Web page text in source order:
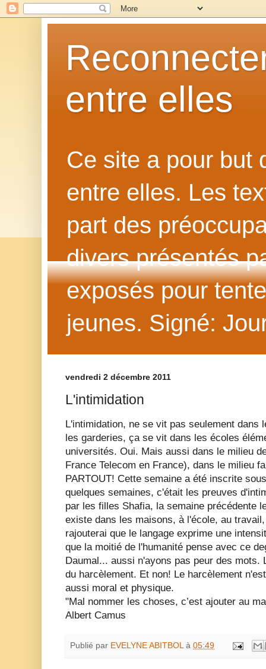
entre elles
Ce site a pour but
entre elles. Les
part des
divers présentés
exposés pour
jeunes. Signé:
vendredi 2 décembre 2011
L'intimidation
L'intimidation, ne se vit pas seulement dans
les garderies, ça se vit dans les écoles
universités. Oui. Mais aussi dans le milieu
France Telecom en France), dans le milieu
PARTOUT! Cette semaine a été inscrite
quelques semaines, c'était les preuves
par les filles Shafia, la semaine précédente
existe dans les maisons, à l'école, au
rajouterai que le langage exprime une
que la moitié de l'humanité pense avec ce
Daumal... aussi n'ayons pas peur des mots.
du harcèlement. Et non! Le harcèlement
aussi moral et physique.
"Mal nommer les choses, c’est ajouter au
Albert Camus
Publié par EVELYNE ABITBOL à 05:49